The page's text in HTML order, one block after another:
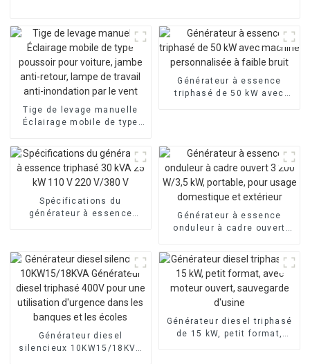
Tige de levage manuelle
Éclairage mobile de type
jambe anti-retour, lampe de
travail anti-inondation par
le vent
Générateur à essence
triphasé de 50 kW avec
Spécifications du
générateur à essence
Générateur à essence
onduleur à cadre ouvert
pour usage domestique et
extérieur
Générateur diesel
silencieux 10KW15/18KVA
Générateur diesel triphasé
de 15 kW, petit format,